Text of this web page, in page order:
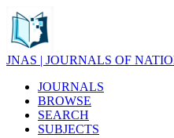
JNAS | JOURNALS OF
JOURNALS
BROWSE
SEARCH
SUBJECTS